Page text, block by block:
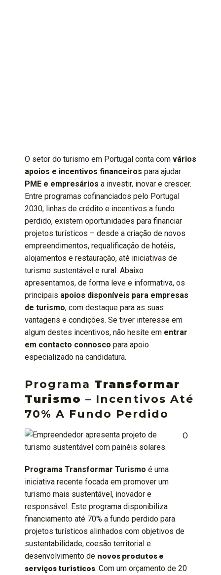
O setor do turismo em Portugal conta com vários
apoios e incentivos financeiros para ajudar
PME e empresários a investir, inovar e crescer.
Entre programas cofinanciados pelo Portugal
2030, linhas de crédito e incentivos a fundo
perdido, existem oportunidades para financiar
projetos turísticos – desde a criação de novos
empreendimentos, requalificação de hotéis,
alojamentos e restauração, até iniciativas de
turismo sustentável e rural. Abaixo
apresentamos, de forma leve e informativa, os
principais apoios disponíveis para empresas
de turismo, com destaque para as suas
vantagens e condições. Se tiver interesse em
algum destes incentivos, não hesite em entrar
em contacto connosco para apoio
especializado na candidatura.
Programa Transformar
Turismo – Incentivos Até
70% A Fundo Perdido
O
Programa Transformar Turismo é uma
iniciativa recente focada em promover um
turismo mais sustentável, inovador e
responsável. Este programa disponibiliza
financiamento até 70% a fundo perdido para
projetos turísticos alinhados com objetivos de
sustentabilidade, coesão territorial e
desenvolvimento de novos produtos e
serviços turísticos. Com um orçamento de 20